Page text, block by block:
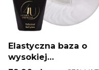
Elastyczna baza o
wysokiej